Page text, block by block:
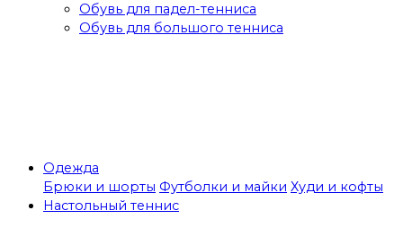
Обувь для падел-тенниса
Обувь для большого тенниса
Одежда
Брюки и шорты Футболки и майки Худи и кофты
Настольный теннис